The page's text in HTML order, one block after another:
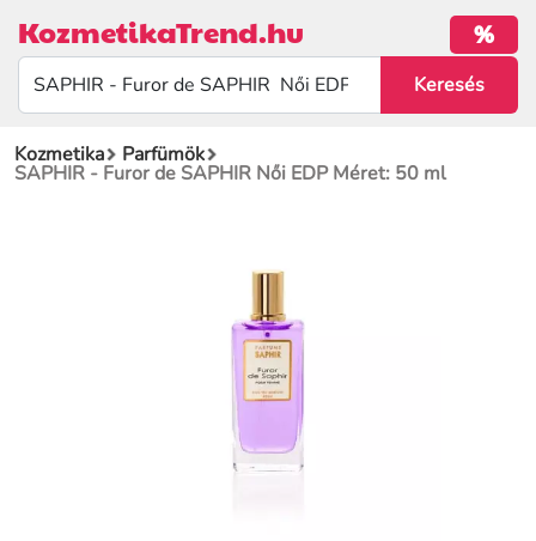
KozmetikaTrend.hu %
Kozmetika Parfümök
SAPHIR - Furor de SAPHIR Női EDP Méret: 50 ml